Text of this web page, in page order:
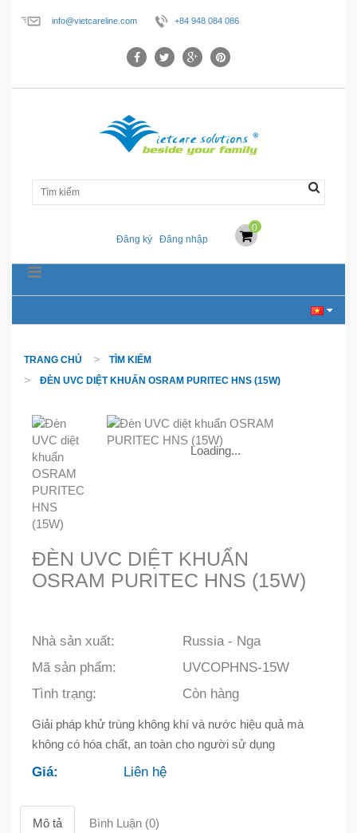
info@vietcareline.com +84 948 084 086
Đăng ký Đăng nhập
0
TRANG CHỦ
TÌM KIẾM
ĐÈN UVC DIỆT KHUẨN OSRAM PURITEC HNS (15W)
Loading...
ĐÈN UVC DIỆT KHUẨN
OSRAM PURITEC HNS (15W)
Nhà sản xuất:
Russia - Nga
Mã sản phẩm:
UVCOPHNS-15W
Tình trạng:
Còn hàng
Giải pháp khử trùng không khí và nước hiệu quả mà
không có hóa chất, an toàn cho người sử dụng
Giá: Liên hệ
Mô tả Bình Luận (0)